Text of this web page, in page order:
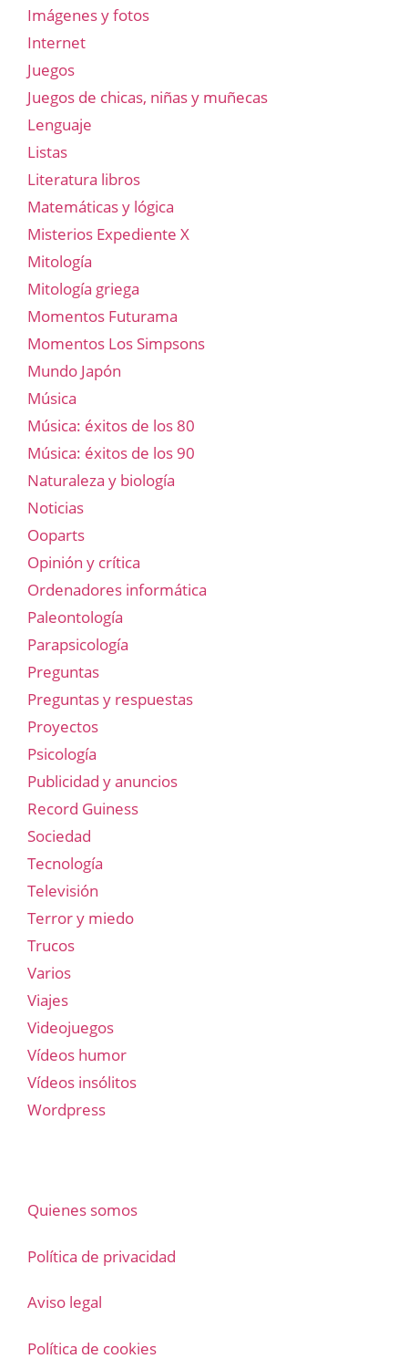
Imágenes y fotos
Internet
Juegos
Juegos de chicas, niñas y muñecas
Lenguaje
Listas
Literatura libros
Matemáticas y lógica
Misterios Expediente X
Mitología
Mitología griega
Momentos Futurama
Momentos Los Simpsons
Mundo Japón
Música
Música: éxitos de los 80
Música: éxitos de los 90
Naturaleza y biología
Noticias
Ooparts
Opinión y crítica
Ordenadores informática
Paleontología
Parapsicología
Preguntas
Preguntas y respuestas
Proyectos
Psicología
Publicidad y anuncios
Record Guiness
Sociedad
Tecnología
Televisión
Terror y miedo
Trucos
Varios
Viajes
Videojuegos
Vídeos humor
Vídeos insólitos
Wordpress
Quienes somos
Política de privacidad
Aviso legal
Política de cookies